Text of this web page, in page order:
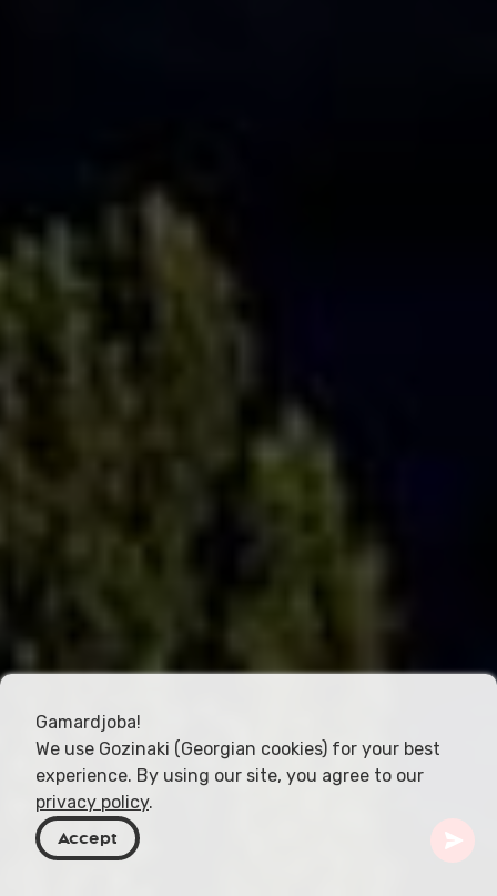
Gamardjoba!
We use Gozinaki (Georgian cookies) for your best
experience. By using our site, you agree to our
privacy policy.
Accept